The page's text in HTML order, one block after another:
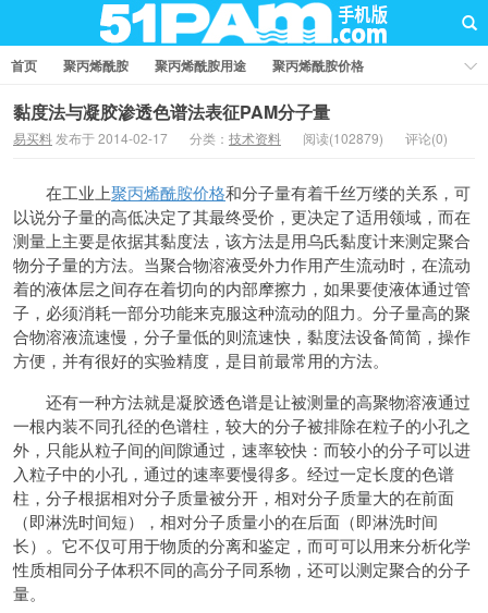
首页 聚丙烯酰胺 聚丙烯酰胺用途
聚丙烯酰胺价格
聚丙烯酰胺厂家
聚丙烯酰胺知识
聚丙烯酰胺国家标准
业界资讯
问答社区
黏度法与凝胶渗透色谱法表征PAM分子量
易买料 发布于 2014-02-17 分类： 技术资料 阅读(102879) 评论(0)
在工业上聚丙烯酰胺价格和分子量有着千丝万缕的关系，可
以说分子量的高低决定了其最终受价，更决定了适用领域，而在
测量上主要是依据其黏度法，该方法是用乌氏黏度计来测定聚合
物分子量的方法。当聚合物溶液受外力作用产生流动时，在流动
着的液体层之间存在着切向的内部摩擦力，如果要使液体通过管
子，必须消耗一部分功能来克服这种流动的阻力。分子量高的聚
合物溶液流速慢，分子量低的则流速快，黏度法设备简简，操作
方便，并有很好的实验精度，是目前最常用的方法。
还有一种方法就是凝胶透色谱是让被测量的高聚物溶液通过
一根内装不同孔径的色谱柱，较大的分子被排除在粒子的小孔之
外，只能从粒子间的间隙通过，速率较快：而较小的分子可以进
入粒子中的小孔，通过的速率要慢得多。经过一定长度的色谱
柱，分子根据相对分子质量被分开，相对分子质量大的在前面
（即淋洗时间短），相对分子质量小的在后面（即淋洗时间
长）。它不仅可用于物质的分离和鉴定，而可可以用来分析化学
性质相同分子体积不同的高分子同系物，还可以测定聚合的分子
量。